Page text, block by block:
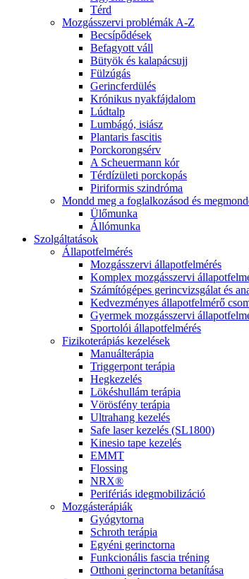
Térd
Mozgásszervi problémák A-Z
Becsípődések
Befagyott váll
Bütyök és kalapácsujj
Fülzúgás
Gerincferdülés
Krónikus nyakfájdalom
Lúdtalp
Lumbágó, isiász
Plantaris fascitis
Porckorongsérv
A Scheuermann kór
Térdízületi porckopás
Piriformis szindróma
Mondd meg a foglalkozásod és
Ülőmunka
Állómunka
Szolgáltatások
Állapotfelmérés
Mozgásszervi állapotfelmérés
Komplex mozgásszervi
Számítógépes gerincvizsgálat és
Kedvezményes állapotfelmérő
Gyermek mozgásszervi
Sportolói állapotfelmérés
Fizikoterápiás kezelések
Manuálterápia
Triggerpont terápia
Hegkezelés
Lökéshullám terápia
Vörösfény terápia
Ultrahang kezelés
Safe laser kezelés (SL1800)
Kinesio tape kezelés
EMMT
Flossing
NRX®
Perifériás idegmobilizáció
Mozgásterápiák
Gyógytorna
Schroth terápia
Egyéni gerinctorna
Funkcionális fascia tréning
Otthoni gerinctorna betanítása